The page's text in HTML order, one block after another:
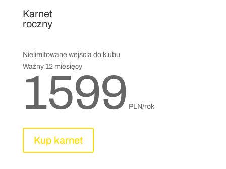
Karnet
roczny
Nielimitowane wejścia do klubu
Ważny 12 miesięcy
1599 PLN/rok
Kup karnet